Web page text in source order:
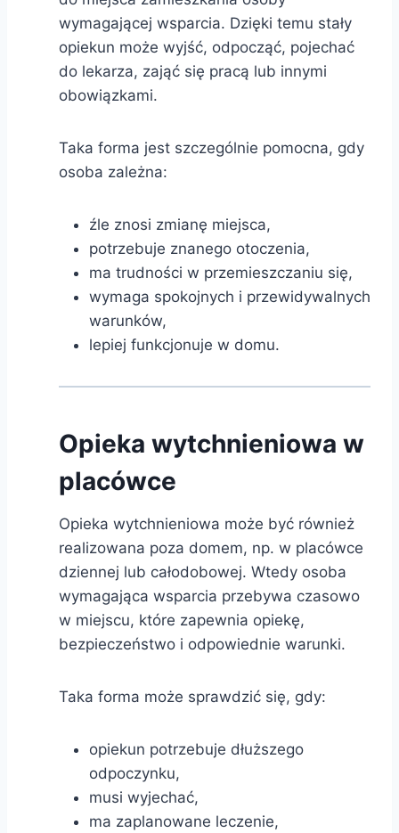
wymagającej wsparcia. Dzięki temu stały
opiekun może wyjść, odpocząć, pojechać
do lekarza, zająć się pracą lub innymi
obowiązkami.
Taka forma jest szczególnie pomocna, gdy
osoba zależna:
źle znosi zmianę miejsca,
potrzebuje znanego otoczenia,
ma trudności w przemieszczaniu się,
wymaga spokojnych i przewidywalnych
warunków,
lepiej funkcjonuje w domu.
Opieka wytchnieniowa w
placówce
Opieka wytchnieniowa może być również
realizowana poza domem, np. w placówce
dziennej lub całodobowej. Wtedy osoba
wymagająca wsparcia przebywa czasowo
w miejscu, które zapewnia opiekę,
bezpieczeństwo i odpowiednie warunki.
Taka forma może sprawdzić się, gdy:
opiekun potrzebuje dłuższego
odpoczynku,
musi wyjechać,
ma zaplanowane leczenie,